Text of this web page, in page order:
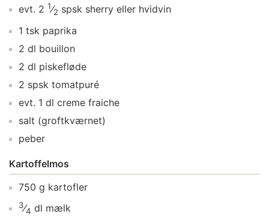
evt. 2 1⁄2 spsk sherry eller hvidvin
1 tsk paprika
2 dl bouillon
2 dl piskefløde
2 spsk tomatpuré
evt. 1 dl creme fraiche
salt (groftkværnet)
peber
Kartoffelmos
750 g kartofler
3⁄4 dl mælk